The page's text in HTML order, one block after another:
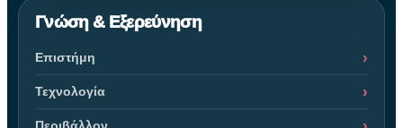
Γνώση & Εξερεύνηση
Επιστήμη
Τεχνολογία